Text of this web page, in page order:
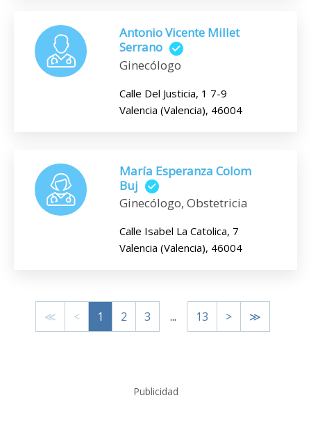
Antonio Vicente Millet
Serrano
Ginecólogo
Calle Del Justicia, 1 7-9
Valencia (Valencia), 46004
María Esperanza Colom
Buj
Ginecólogo, Obstetricia
Calle Isabel La Catolica, 7
Valencia (Valencia), 46004
≪ < 1 2 3 ... 13 > ≫
Publicidad